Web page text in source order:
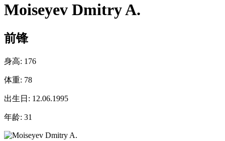
Moiseyev Dmitry A.
前锋
身高: 176
体重: 78
出生日: 12.06.1995
年龄: 31